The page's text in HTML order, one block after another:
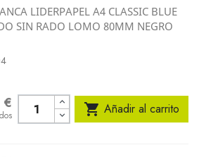
LIDERPAPEL A4 CLASSIC BLUE
SIN RADO LOMO 80MM NEGRO
€  Añadir al carrito